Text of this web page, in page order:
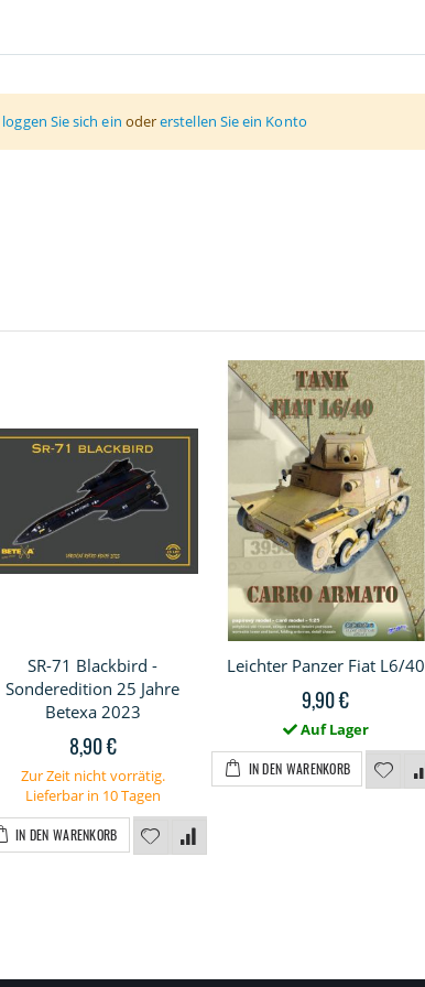
loggen Sie sich ein odererstellen Sie ein Konto
SR-71 Blackbird -
Sonderedition 25 Jahre
Betexa 2023
8,90 €
Zur Zeit nicht vorrätig.
Lieferbar in 10 Tagen
IN DEN WARENKORB
Leichter Panzer Fiat L6/40
9,90 €
Auf Lager
IN DEN WARENKORB